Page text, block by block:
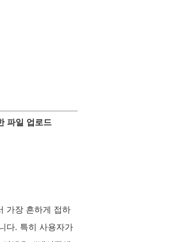
파일 업로드
가장 흔하게 접하
다. 특히 사용자가